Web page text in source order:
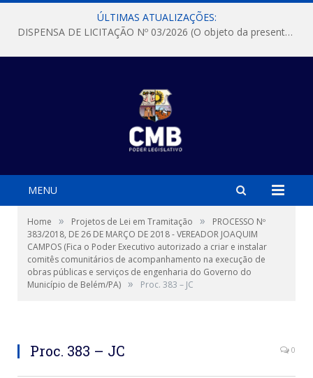
ÚLTIMAS ATUALIZAÇÕES:
DISPENSA DE LICITAÇÃO Nº 03/2026 (O objeto da presente dispensa é a escolha da proposta mais vantajosa para a aquisição, de aparelhos de ar condicionado, tipo Split, com material de instalação e fogão industrial, conforme condições, quantidades e exigências estabelecidas no termo de referencia e neste aviso de contratação direta e seus anexos)
MENU
Home » Projetos de Lei em Tramitação »
PROCESSO Nº
383/2018, DE 26 DE MARÇO DE 2018 - VEREADOR JOAQUIM
CAMPOS (Fica o Poder Executivo autorizado a criar e instalar
comitês comunitários de acompanhamento na execução de
obras públicas e serviços de engenharia do Governo do
Município de Belém/PA) » Proc. 383 – JC
Proc. 383 – JC 0